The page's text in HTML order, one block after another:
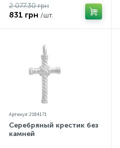
2 077.30 грн
831 грн /шт.
Артикул: 2184171
Серебряный крестик без
камней